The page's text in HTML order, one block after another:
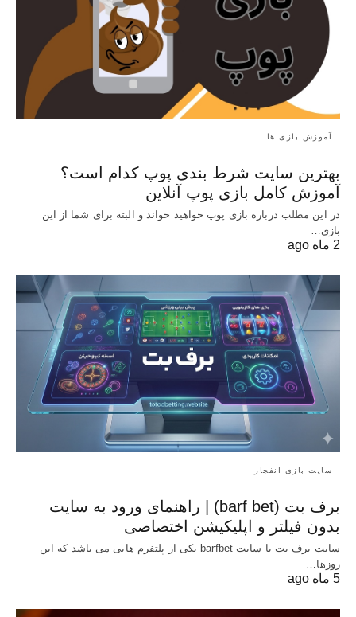
آموزش بازی ها
بهترین سایت شرط بندی پوپ کدام است؟
آموزش کامل بازی پوپ آنلاین
در این مطلب درباره بازی پوپ خواهید خواند و البته برای شما از این
بازی…
2 ماه ago
سایت بازی انفجار
برف بت (barf bet) | راهنمای ورود به سایت
بدون فیلتر و اپلیکیشن اختصاصی
سایت برف بت یا سایت barfbet یکی از پلتفرم‌ هایی می باشد که این
روزها…
5 ماه ago